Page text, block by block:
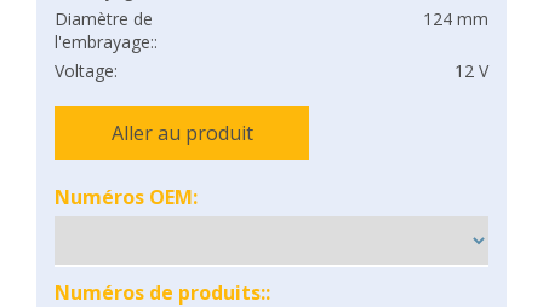
Diamètre de
l'embrayage::
124 mm
Voltage: 12 V
Aller au produit
Numéros OEM:
Numéros de produits::